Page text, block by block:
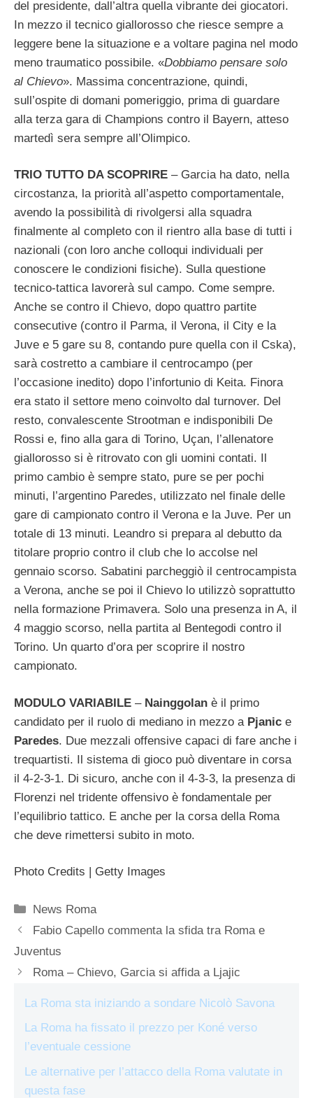
del presidente, dall’altra quella vibrante dei giocatori.
In mezzo il tecnico giallorosso che riesce sempre a
leggere bene la situazione e a voltare pagina nel modo
meno traumatico possibile. «Dobbiamo pensare solo
al Chievo». Massima concentrazione, quindi,
sull’ospite di domani pomeriggio, prima di guardare
alla terza gara di Champions contro il Bayern, atteso
martedì sera sempre all’Olimpico.
TRIO TUTTO DA SCOPRIRE – Garcia ha dato, nella
circostanza, la priorità all’aspetto comportamentale,
avendo la possibilità di rivolgersi alla squadra
finalmente al completo con il rientro alla base di tutti i
nazionali (con loro anche colloqui individuali per
conoscere le condizioni fisiche). Sulla questione
tecnico-tattica lavorerà sul campo. Come sempre.
Anche se contro il Chievo, dopo quattro partite
consecutive (contro il Parma, il Verona, il City e la
Juve e 5 gare su 8, contando pure quella con il Cska),
sarà costretto a cambiare il centrocampo (per
l’occasione inedito) dopo l’infortunio di Keita. Finora
era stato il settore meno coinvolto dal turnover. Del
resto, convalescente Strootman e indisponibili De
Rossi e, fino alla gara di Torino, Uçan, l’allenatore
giallorosso si è ritrovato con gli uomini contati. Il
primo cambio è sempre stato, pure se per pochi
minuti, l’argentino Paredes, utilizzato nel finale delle
gare di campionato contro il Verona e la Juve. Per un
totale di 13 minuti. Leandro si prepara al debutto da
titolare proprio contro il club che lo accolse nel
gennaio scorso. Sabatini parcheggiò il centrocampista
a Verona, anche se poi il Chievo lo utilizzò soprattutto
nella formazione Primavera. Solo una presenza in A, il
4 maggio scorso, nella partita al Bentegodi contro il
Torino. Un quarto d’ora per scoprire il nostro
campionato.
MODULO VARIABILE – Nainggolan è il primo
candidato per il ruolo di mediano in mezzo a Pjanic e
Paredes. Due mezzali offensive capaci di fare anche i
trequartisti. Il sistema di gioco può diventare in corsa
il 4-2-3-1. Di sicuro, anche con il 4-3-3, la presenza di
Florenzi nel tridente offensivo è fondamentale per
l’equilibrio tattico. E anche per la corsa della Roma
che deve rimettersi subito in moto.
Photo Credits | Getty Images
Categorie
News Roma
Fabio Capello commenta la sfida tra Roma e
Juventus
Roma – Chievo, Garcia si affida a Ljajic
La Roma sta iniziando a sondare Nicolò Savona
La Roma ha fissato il prezzo per Koné verso
l’eventuale cessione
Le alternative per l’attacco della Roma valutate in
questa fase